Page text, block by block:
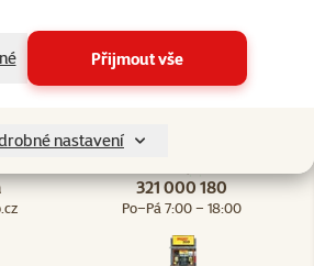
Přijmout vše
nastavení
vám blízko
vám vždy poradí
Špičkové
321 000 180
Po–Pá 7:00 – 18:00